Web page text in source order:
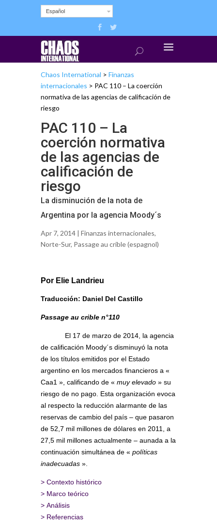
Español
Chaos International > Finanzas
internacionales > PAC 110 – La coerción
normativa de las agencias de calificación de
riesgo
PAC 110 – La
coerción normativa
de las agencias de
calificación de
riesgo
La disminución de la nota de
Argentina por la agencia Moody´s
Apr 7, 2014 | Finanzas internacionales,
Norte-Sur, Passage au crible (espagnol)
Por Elie Landrieu
Traducción: Daniel Del Castillo
Passage au crible n°110
El 17 de marzo de 2014, la agencia
de calificación Moody´s disminuyó la nota
de los títulos emitidos por el Estado
argentino en los mercados financieros a «
Caa1 », calificando de « muy elevado » su
riesgo de no pago. Esta organización evoca
al respecto la reducción alarmante de las
reservas de cambio del país – que pasaron
de 52,7 mil millones de dólares en 2011, a
27,5 mil millones actualmente – aunada a la
continuación simultánea de « políticas
inadecuadas ».
> Contexto histórico
> Marco teórico
> Análisis
> Referencias